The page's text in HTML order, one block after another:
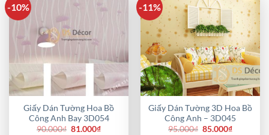
-10%
Giấy Dán Tường Hoa Bồ
Công Anh Bay 3D054
90.000₫ Giá
81.000₫Giá
-11%
Giấy Dán Tường 3D Hoa Bồ
Công Anh – 3D045
95.000₫ Giá
85.000₫Giá